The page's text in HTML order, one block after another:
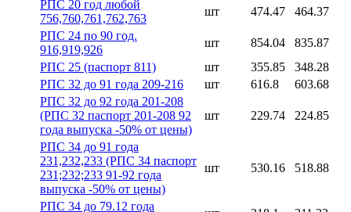
РПС 20 год любой
756,760,761,762,763
шт 474.47
464.37
РПС 24 по 90 год.
916,919,926
шт 854.04
835.87
РПС 25 (паспорт 811)
шт 355.85
348.28
РПС 32 до 91 года 209-216
шт 616.8
603.68
РПС 32 до 92 года 201-208
(РПС 32 паспорт 201-208 92
года выпуска -50% от цены)
шт 229.74 224.85
РПС 34 до 91 года
231,232,233 (РПС 34 паспорт
231;232;233 91-92 года
выпуска -50% от цены)
шт 530.16 518.88
РПС 34 до 79.12 года